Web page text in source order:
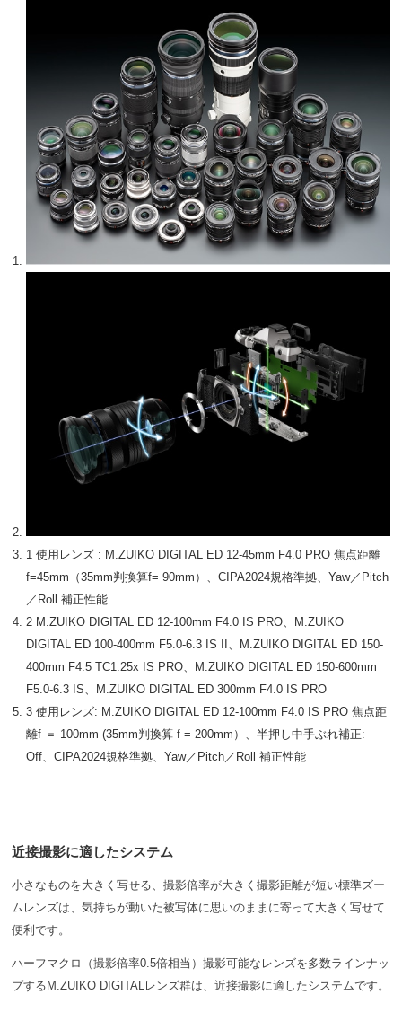
1 使用レンズ : M.ZUIKO DIGITAL ED 12-45mm F4.0 PRO 焦点距離
f=45mm（35mm判換算f= 90mm）、CIPA2024規格準拠、Yaw／Pitch
／Roll 補正性能
2 M.ZUIKO DIGITAL ED 12-100mm F4.0 IS PRO、M.ZUIKO
DIGITAL ED 100-400mm F5.0-6.3 IS II、M.ZUIKO DIGITAL ED 150-
400mm F4.5 TC1.25x IS PRO、M.ZUIKO DIGITAL ED 150-600mm
F5.0-6.3 IS、M.ZUIKO DIGITAL ED 300mm F4.0 IS PRO
3 使用レンズ: M.ZUIKO DIGITAL ED 12-100mm F4.0 IS PRO 焦点距
離f ＝ 100mm (35mm判換算 f = 200mm）、半押し中手ぶれ補正:
Off、CIPA2024規格準拠、Yaw／Pitch／Roll 補正性能
近接撮影に適したシステム
小さなものを大きく写せる、撮影倍率が大きく撮影距離が短い標準ズー
ムレンズは、気持ちが動いた被写体に思いのままに寄って大きく写せて
便利です。
ハーフマクロ（撮影倍率0.5倍相当）撮影可能なレンズを多数ラインナッ
プするM.ZUIKO DIGITALレンズ群は、近接撮影に適したシステムです。